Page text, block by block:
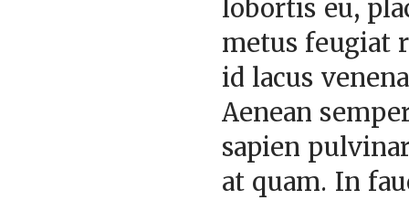
lobortis eu,
metus feugiat
id lacus
Aenean
sapien
at quam. In